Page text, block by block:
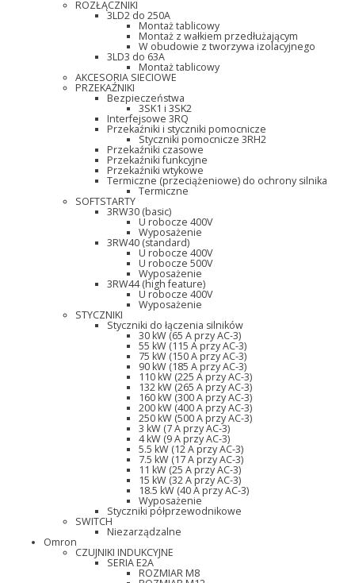
ROZŁĄCZNIKI
3LD2 do 250A
Montaż tablicowy
Montaż z wałkiem przedłużającym
W obudowie z tworzywa izolacyjnego
3LD3 do 63A
Montaż tablicowy
AKCESORIA SIECIOWE
PRZEKAŹNIKI
Bezpieczeństwa
3SK1 i 3SK2
Interfejsowe 3RQ
Przekaźniki i styczniki pomocnicze
Styczniki pomocnicze 3RH2
Przekaźniki czasowe
Przekaźniki funkcyjne
Przekaźniki wtykowe
Termiczne (przeciążeniowe) do ochrony silnika
Termiczne
SOFTSTARTY
3RW30 (basic)
U robocze 400V
Wyposażenie
3RW40 (standard)
U robocze 400V
U robocze 500V
Wyposażenie
3RW44 (high feature)
U robocze 400V
Wyposażenie
STYCZNIKI
Styczniki do łączenia silników
30 kW (65 A przy AC-3)
55 kW (115 A przy AC-3)
75 kW (150 A przy AC-3)
90 kW (185 A przy AC-3)
110 kW (225 A przy AC-3)
132 kW (265 A przy AC-3)
160 kW (300 A przy AC-3)
200 kW (400 A przy AC-3)
250 kW (500 A przy AC-3)
3 kW (7 A przy AC-3)
4 kW (9 A przy AC-3)
5.5 kW (12 A przy AC-3)
7.5 kW (17 A przy AC-3)
11 kW (25 A przy AC-3)
15 kW (32 A przy AC-3)
18.5 kW (40 A przy AC-3)
Wyposażenie
Styczniki półprzewodnikowe
SWITCH
Niezarządzalne
Omron
CZUJNIKI INDUKCYJNE
SERIA E2A
ROZMIAR M8